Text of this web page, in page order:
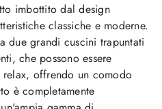
imbottito dal design
classiche e moderne.
due grandi cuscini trapuntati
che possono essere
offrendo un comodo
è completamente